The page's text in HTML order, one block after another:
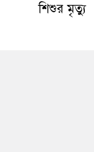
শিশুর মৃত্যু